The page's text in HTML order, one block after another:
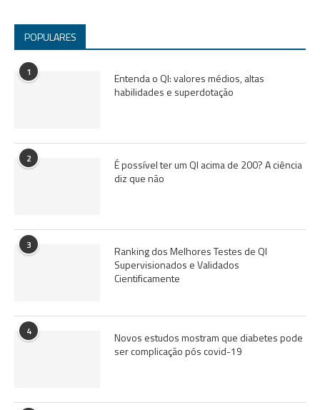
POPULARES
1
Entenda o QI: valores médios, altas
habilidades e superdotação
2
É possível ter um QI acima de 200? A ciência
diz que não
3
Ranking dos Melhores Testes de QI
Supervisionados e Validados
Cientificamente
4
Novos estudos mostram que diabetes pode
ser complicação pós covid-19